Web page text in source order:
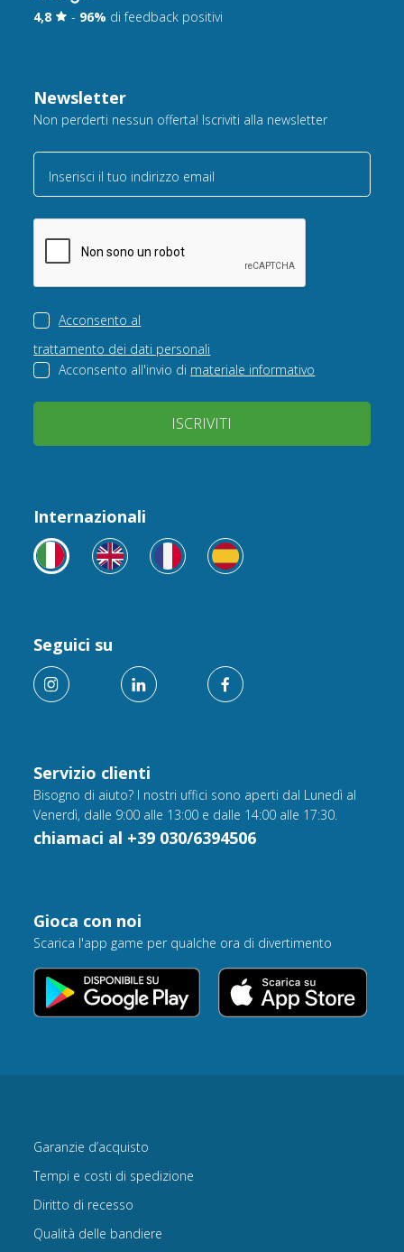
4,8 - 96% di feedback positivi
Newsletter
Non perderti nessun offerta! Iscriviti alla newsletter
Inserisci il tuo indirizzo email
Acconsento al
trattamento dei dati personali
Acconsento all'invio di materiale informativo
ISCRIVITI
Servizio clienti
Bisogno di aiuto? I nostri uffici sono aperti dal Lunedì al
Venerdì, dalle 9:00 alle 13:00 e dalle 14:00 alle 17:30.
chiamaci al +39 030/6394506
Internazionali
Seguici su
Gioca con noi
Scarica l'app game per qualche ora di divertimento
Garanzie d’acquisto
Tempi e costi di spedizione
Diritto di recesso
Qualità delle bandiere